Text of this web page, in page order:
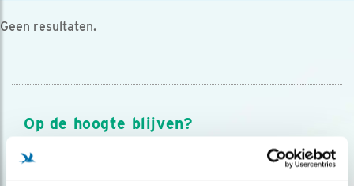
Geen resultaten.
Op de hoogte blijven?
Meld je aan en ontvang nieuws, inspiratie, acties en tips
over vogels en activiteiten van Vogelbescherming.